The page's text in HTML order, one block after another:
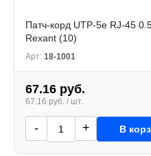
Патч-корд UTP-5e RJ-45
Rexant (10)
Арт: 18-1001
67.16 руб.
67.16 руб. / шт.
- + В